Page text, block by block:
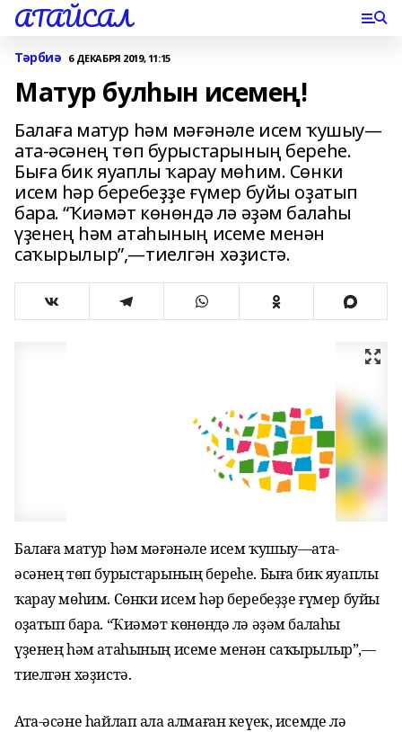
АТАЙСАЛ
Тәрбиә 6 ДЕКАБРЯ 2019, 11:15
Матур булһын исемең!
Балаға матур һәм мәғәнәле исем ҡушыу—
ата-әсәнең төп бурыстарының береһе.
Быға бик яуаплы ҡарау мөһим. Сөнки
исем һәр беребеҙҙе ғүмер буйы оҙатып
бара. “Ҡиәмәт көнөндә лә әҙәм балаһы
үҙенең һәм атаһының исеме менән
саҡырылыр”,—тиелгән хәҙистә.
Балаға матур һәм мәғәнәле исем ҡушыу—ата-
әсәнең төп бурыстарының береһе. Быға бик яуаплы
ҡарау мөһим. Сөнки исем һәр беребеҙҙе ғүмер буйы
оҙатып бара. “Ҡиәмәт көнөндә лә әҙәм балаһы
үҙенең һәм атаһының исеме менән саҡырылыр”,—
тиелгән хәҙистә.
Ата-әсәне һайлап ала алмаған кеүек, исемде лә